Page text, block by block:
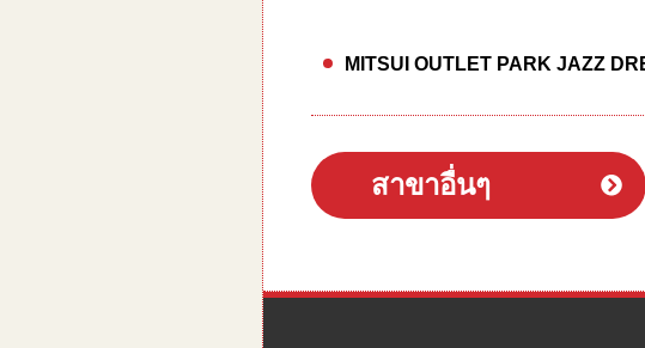
MITSUI OUTLET PARK JAZZ
สาขาอื่นๆ